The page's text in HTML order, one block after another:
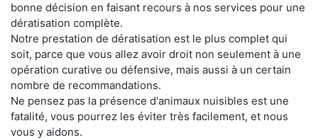
bonne décision en faisant recours à nos services pour une
dératisation complète.
Notre prestation de dératisation est le plus complet qui
soit, parce que vous allez avoir droit non seulement à une
opération curative ou défensive, mais aussi à un certain
nombre de recommandations.
Ne pensez pas la présence d'animaux nuisibles est une
fatalité, vous pourrez les éviter très facilement, et nous
vous y aidons.